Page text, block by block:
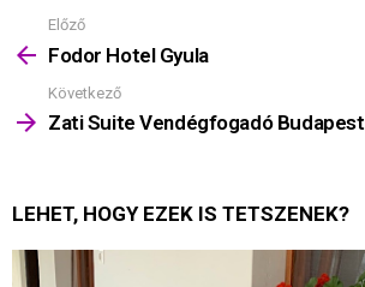
Mutass
többet
Előző
Fodor Hotel Gyula
Következő
Zati Suite Vendégfogadó Budapest
LEHET, HOGY EZEK IS TETSZENEK?